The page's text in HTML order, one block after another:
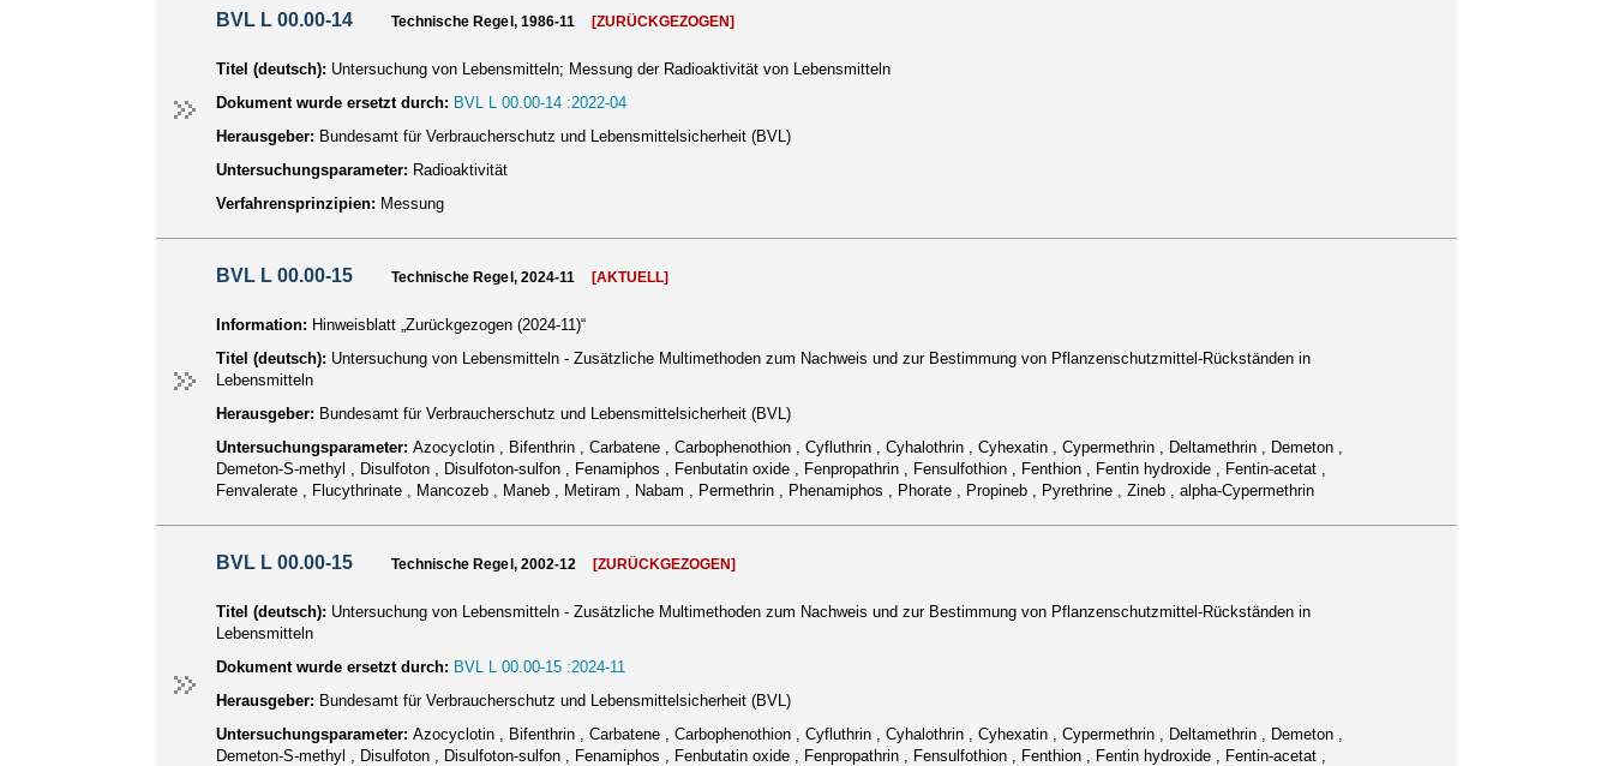
BVL L 00.00-14 Technische Regel, 1986-11 [ZURÜCKGEZOGEN]
Titel (deutsch): Untersuchung von Lebensmitteln; Messung der Radioaktivität von Lebensmitteln
Dokument wurde ersetzt durch: BVL L 00.00-14 :2022-04
Herausgeber: Bundesamt für Verbraucherschutz und Lebensmittelsicherheit (BVL)
Untersuchungsparameter: Radioaktivität
Verfahrensprinzipien: Messung
BVL L 00.00-15 Technische Regel, 2024-11 [AKTUELL]
Information: Hinweisblatt „Zurückgezogen (2024-11)“
Titel (deutsch): Untersuchung von Lebensmitteln - Zusätzliche Multimethoden zum Nachweis und zur Bestimmung von Pflanzenschutzmittel-Rückständen in
Lebensmitteln
Herausgeber: Bundesamt für Verbraucherschutz und Lebensmittelsicherheit (BVL)
Untersuchungsparameter: Azocyclotin , Bifenthrin , Carbatene , Carbophenothion , Cyfluthrin , Cyhalothrin , Cyhexatin , Cypermethrin , Deltamethrin , Demeton ,
Demeton-S-methyl , Disulfoton , Disulfoton-sulfon , Fenamiphos , Fenbutatin oxide , Fenpropathrin , Fensulfothion , Fenthion , Fentin hydroxide , Fentin-acetat ,
Fenvalerate , Flucythrinate , Mancozeb , Maneb , Metiram , Nabam , Permethrin , Phenamiphos , Phorate , Propineb , Pyrethrine , Zineb , alpha-Cypermethrin
BVL L 00.00-15 Technische Regel, 2002-12 [ZURÜCKGEZOGEN]
Titel (deutsch): Untersuchung von Lebensmitteln - Zusätzliche Multimethoden zum Nachweis und zur Bestimmung von Pflanzenschutzmittel-Rückständen in
Lebensmitteln
Dokument wurde ersetzt durch: BVL L 00.00-15 :2024-11
Herausgeber: Bundesamt für Verbraucherschutz und Lebensmittelsicherheit (BVL)
Untersuchungsparameter: Azocyclotin , Bifenthrin , Carbatene , Carbophenothion , Cyfluthrin , Cyhalothrin , Cyhexatin , Cypermethrin , Deltamethrin , Demeton ,
Demeton-S-methyl , Disulfoton , Disulfoton-sulfon , Fenamiphos , Fenbutatin oxide , Fenpropathrin , Fensulfothion , Fenthion , Fentin hydroxide , Fentin-acetat ,